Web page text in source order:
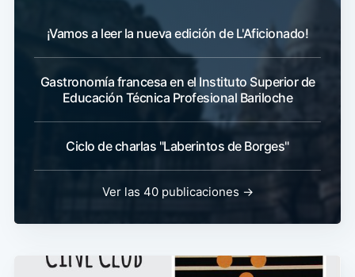
¡Vamos a leer la nueva edición de L'Aficionado!
Gastronomía francesa en el Instituto Superior de
Educación Técnica Profesional Bariloche
Ciclo de charlas "Laberintos de Borges"
Ver las 40 publicaciones →